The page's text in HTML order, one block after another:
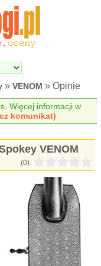
» VENOM » Opinie
Więcej informacji w
komunikat)
VENOM
(0)